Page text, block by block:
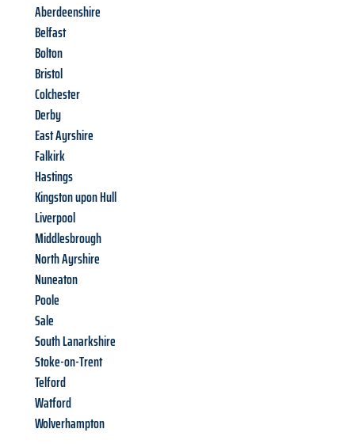
Aberdeenshire
Belfast
Bolton
Bristol
Colchester
Derby
East Ayrshire
Falkirk
Hastings
Kingston upon Hull
Liverpool
Middlesbrough
North Ayrshire
Nuneaton
Poole
Sale
South Lanarkshire
Stoke-on-Trent
Telford
Watford
Wolverhampton